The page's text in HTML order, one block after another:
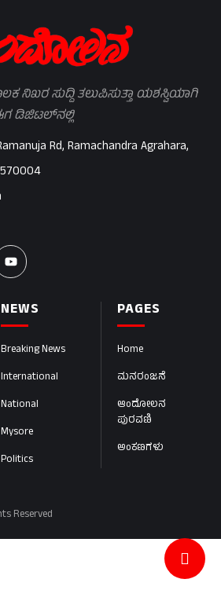
PAGES
Home
ಮನರಂಜನೆ
ಆಂದೋಲನ
ಪುರವಣಿ
ಅಂಕಣಗಳು
NEWS
Breaking News
International
National
Mysore
Politics
ನಿಖರ ಸುದ್ದಿ ತಲುಪಿಸುತ್ತಾ ಯಶಸ್ವಿಯಾಗಿ
ಡಿಜಿಟಲ್‌ನಲ್ಲಿ
Rd, Ramachandra Agrahara,
Reserved